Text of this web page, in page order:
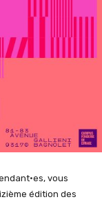
vous
édition des